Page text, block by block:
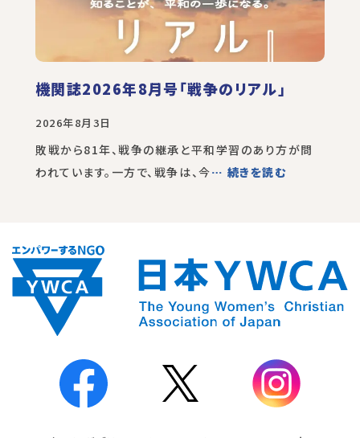
機関誌2026年8月号「戦争のリアル」
2026年8月3日
敗戦から81年、戦争の継承と平和学習のあり方が問
われています。一方で、戦争は、今… 続きを読む